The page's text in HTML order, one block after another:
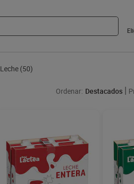
Leche (50)
Ordenar: Destacados